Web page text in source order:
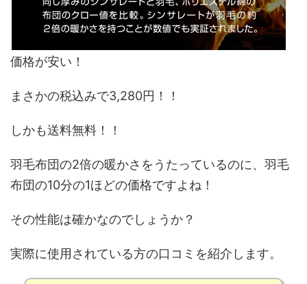
価格が安い！
まさかの税込みで3,280円！！
しかも送料無料 ！！
羽毛布団の2倍の暖かさ をうたっているのに、羽毛
布団の10分の1ほどの価格ですよね！
その性能は確かなのでしょうか？
実際に使用されている方の口コミを紹介します。